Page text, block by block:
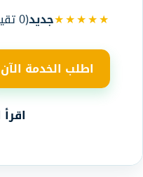
★★★★★جديد(
0
اطلب الخدمة الآن